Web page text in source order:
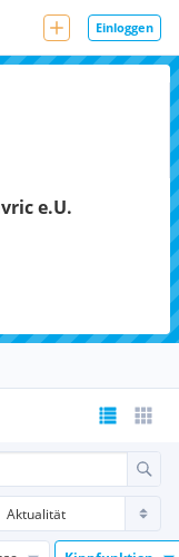
Einloggen
e.U.